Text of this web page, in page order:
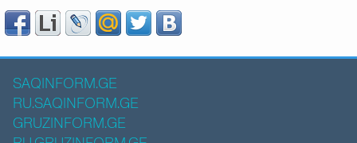
SAQINFORM.GE
RU.SAQINFORM.GE
GRUZINFORM.GE